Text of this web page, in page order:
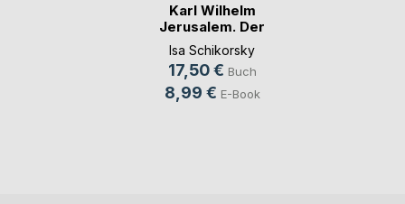
Karl Wilhelm
Jerusalem. Der
Mann, (...)
Isa Schikorsky
17,50 € Buch
8,99 € E-Book